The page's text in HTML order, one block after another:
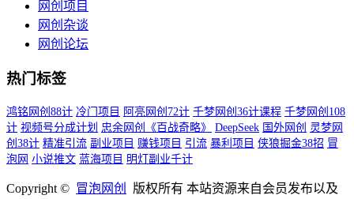
网创项目
网创杂谈
网创论坛
热门标签
鸿铭网创88计 冷门项目 阿亮网创72计 千梦网创36计课程 千梦网创108
计 视频号分成计划 忠余网创《百战奇略》 DeepSeek 国外网创 灵梦网
创38计 精准引流 副业项目 赚钱项目 引流 暴利项目 侠狼掘金38招 冒
泡网 小说推文 蓝海项目 明灯副业千计
Copyright © 冒泡网创
版权所有 本站资源来自会员发布以及